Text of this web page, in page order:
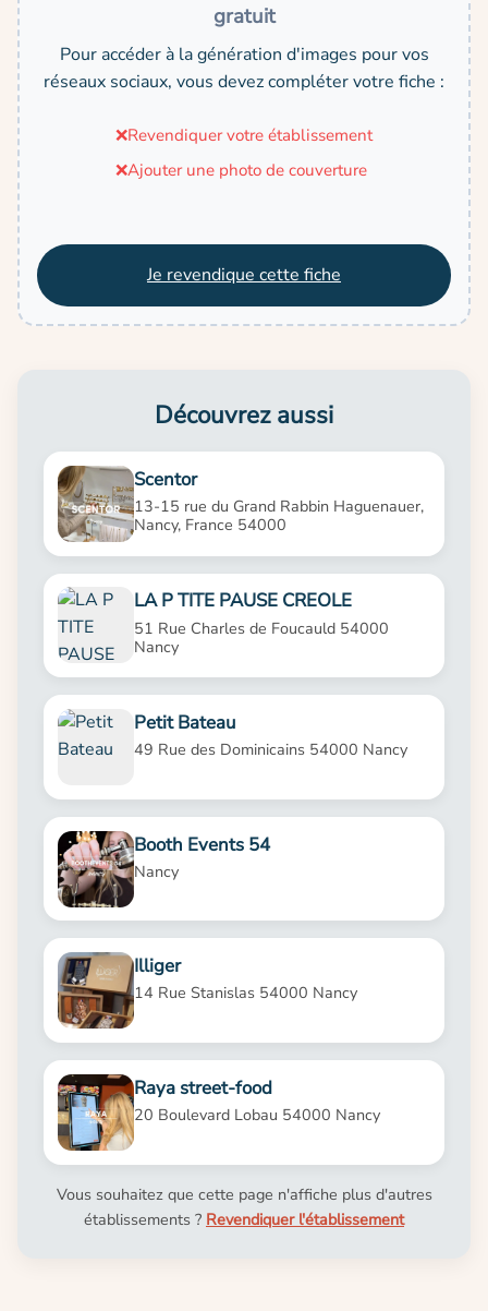
gratuit
Pour accéder à la génération d'images pour vos
réseaux sociaux, vous devez compléter votre fiche :
❌Revendiquer votre établissement
❌Ajouter une photo de couverture
Je revendique cette fiche
Découvrez aussi
Scentor
13-15 rue du Grand Rabbin Haguenauer,
Nancy, France 54000
LA P TITE PAUSE CREOLE
51 Rue Charles de Foucauld 54000
Nancy
Petit Bateau
49 Rue des Dominicains 54000 Nancy
Booth Events 54
Nancy
Illiger
14 Rue Stanislas 54000 Nancy
Raya street-food
20 Boulevard Lobau 54000 Nancy
Vous souhaitez que cette page n'affiche plus d'autres
établissements ? Revendiquer l'établissement